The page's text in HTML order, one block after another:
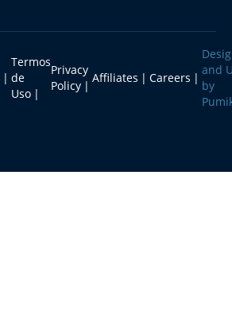
Termos
de
Uso
Privacy
Policy
Affiliates Careers
and
by